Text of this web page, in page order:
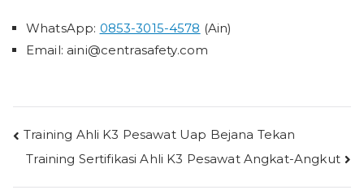
WhatsApp: 0853-3015-4578 (Ain)
Email: aini@centrasafety.com
Post
navigation
Training Ahli K3 Pesawat Uap Bejana Tekan
Training Sertifikasi Ahli K3 Pesawat Angkat-Angkut